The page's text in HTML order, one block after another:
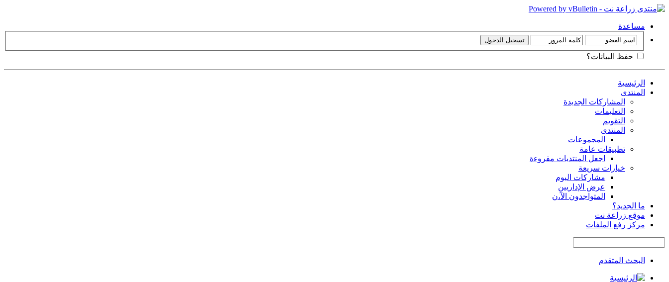
مساعدة
حفظ البيانات؟
الرئيسية
المنتدى
المشاركات الجديدة
التعليمات
التقويم
المنتدى
المجموعات
تطبيقات عامة
اجعل المنتديات مقروءة
خيارات سريعة
مشاركات اليوم
عرض الإداريين
المتواجدون الآ،ن
ما الجديد؟
موقع زراعة نت
مركز رفع الملفات
البحث المتقدم